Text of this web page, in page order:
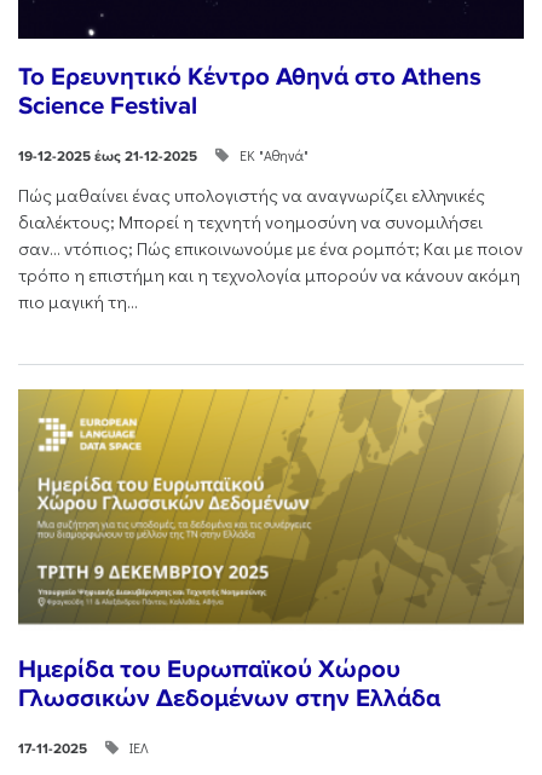
Το Ερευνητικό Κέντρο Αθηνά στο Athens
Science Festival
19-12-2025 έως 21-12-2025 ΕΚ "Αθηνά"
Πώς μαθαίνει ένας υπολογιστής να αναγνωρίζει ελληνικές
διαλέκτους; Μπορεί η τεχνητή νοημοσύνη να συνομιλήσει
σαν… ντόπιος; Πώς επικοινωνούμε με ένα ρομπότ; Και με ποιον
τρόπο η επιστήμη και η τεχνολογία μπορούν να κάνουν ακόμη
πιο μαγική τη...
Ημερίδα του Ευρωπαϊκού Χώρου
Γλωσσικών Δεδομένων στην Ελλάδα
17-11-2025 ΙΕΛ